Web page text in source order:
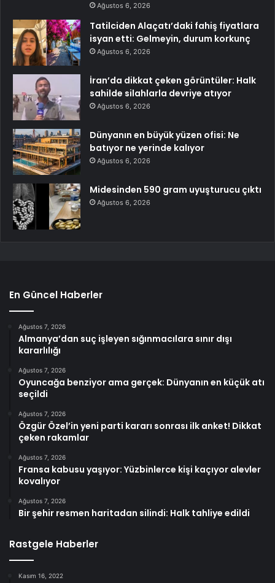
Ağustos 6, 2026
Tatilciden Alaçatı’daki fahiş fiyatlara
isyan etti: Gelmeyin, durum korkunç
Ağustos 6, 2026
İran’da dikkat çeken görüntüler: Halk
sahilde silahlarla devriye atıyor
Ağustos 6, 2026
Dünyanın en büyük yüzen ofisi: Ne
batıyor ne yerinde kalıyor
Ağustos 6, 2026
Midesinden 590 gram uyuşturucu çıktı
Ağustos 6, 2026
En Güncel Haberler
Ağustos 7, 2026
Almanya’dan suç işleyen sığınmacılara sınır dışı
kararlılığı
Ağustos 7, 2026
Oyuncağa benziyor ama gerçek: Dünyanın en küçük atı
seçildi
Ağustos 7, 2026
Özgür Özel’in yeni parti kararı sonrası ilk anket! Dikkat
çeken rakamlar
Ağustos 7, 2026
Fransa kabusu yaşıyor: Yüzbinlerce kişi kaçıyor alevler
kovalıyor
Ağustos 7, 2026
Bir şehir resmen haritadan silindi: Halk tahliye edildi
Rastgele Haberler
Kasım 16, 2022